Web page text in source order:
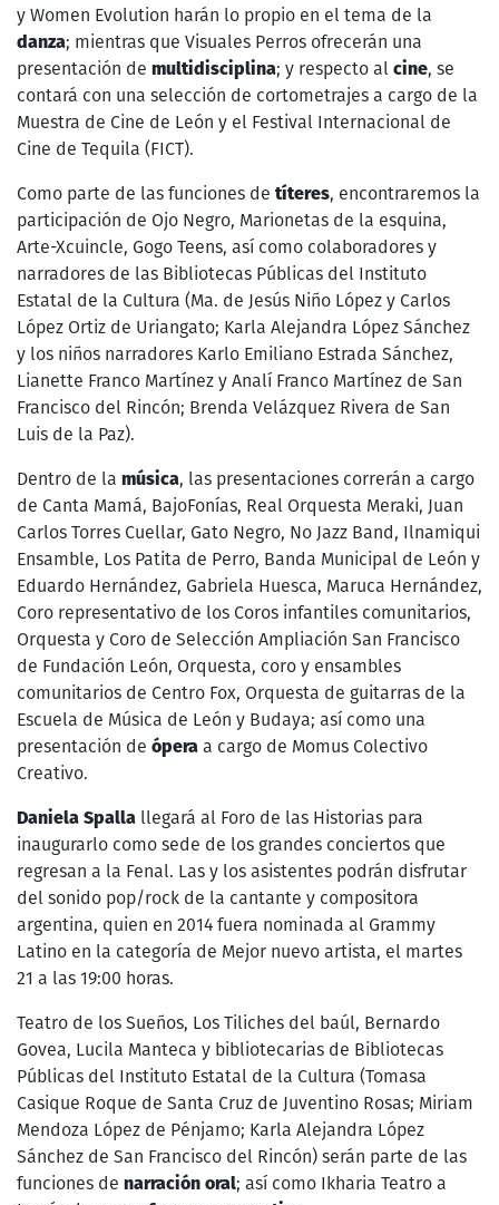
y Women Evolution harán lo propio en el tema de la
danza; mientras que Visuales Perros ofrecerán una
presentación de multidisciplina; y respecto al cine, se
contará con una selección de cortometrajes a cargo de la
Muestra de Cine de León y el Festival Internacional de
Cine de Tequila (FICT).
Como parte de las funciones de títeres, encontraremos la
participación de Ojo Negro, Marionetas de la esquina,
Arte-Xcuincle, Gogo Teens, así como colaboradores y
narradores de las Bibliotecas Públicas del Instituto
Estatal de la Cultura (Ma. de Jesús Niño López y Carlos
López Ortiz de Uriangato; Karla Alejandra López Sánchez
y los niños narradores Karlo Emiliano Estrada Sánchez,
Lianette Franco Martínez y Analí Franco Martínez de San
Francisco del Rincón; Brenda Velázquez Rivera de San
Luis de la Paz).
Dentro de la música, las presentaciones correrán a cargo
de Canta Mamá, BajoFonías, Real Orquesta Meraki, Juan
Carlos Torres Cuellar, Gato Negro, No Jazz Band, Ilnamiqui
Ensamble, Los Patita de Perro, Banda Municipal de León y
Eduardo Hernández, Gabriela Huesca, Maruca Hernández,
Coro representativo de los Coros infantiles comunitarios,
Orquesta y Coro de Selección Ampliación San Francisco
de Fundación León, Orquesta, coro y ensambles
comunitarios de Centro Fox, Orquesta de guitarras de la
Escuela de Música de León y Budaya; así como una
presentación de ópera a cargo de Momus Colectivo
Creativo.
Daniela Spalla llegará al Foro de las Historias para
inaugurarlo como sede de los grandes conciertos que
regresan a la Fenal. Las y los asistentes podrán disfrutar
del sonido pop/rock de la cantante y compositora
argentina, quien en 2014 fuera nominada al Grammy
Latino en la categoría de Mejor nuevo artista, el martes
21 a las 19:00 horas.
Teatro de los Sueños, Los Tiliches del baúl, Bernardo
Govea, Lucila Manteca y bibliotecarias de Bibliotecas
Públicas del Instituto Estatal de la Cultura (Tomasa
Casique Roque de Santa Cruz de Juventino Rosas; Miriam
Mendoza López de Pénjamo; Karla Alejandra López
Sánchez de San Francisco del Rincón) serán parte de las
funciones de narración oral; así como Ikharia Teatro a